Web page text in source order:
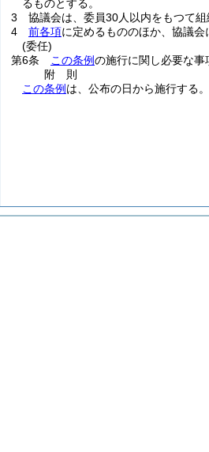
るものとする。
3
協議会は、委員30人以内をもつて組
4
前各項に定めるもののほか、協議会
(委任)
第6条
この条例の施行に関し必要な事
附 則
この条例 は、公布の日から施行する。